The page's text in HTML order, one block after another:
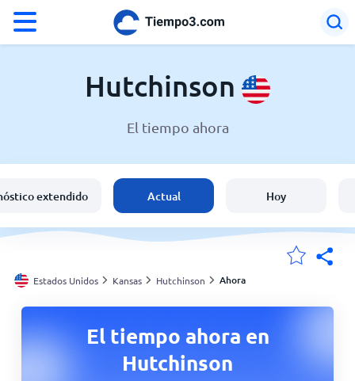
El clima en Hutchinson
España
Argentina
Mis ubicaciones
Hutchinson
El tiempo ahora
extendido Actual Hoy
Estados Unidos Kansas Hutchinson Ahora
El tiempo ahora en
Hutchinson